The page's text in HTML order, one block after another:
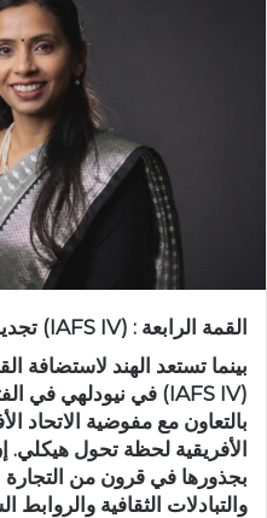
القمة الرابعة : (IAFS IV) تجديد الشراكة الاستراتيجية:
بينما تستعد الهند لاستضافة
بالتعاون مع مفوضية الاتحاد
الأفريقية لحظة تحول هيكلي.
بجذورها في قرون من التجارة
والتبادلات الثقافية